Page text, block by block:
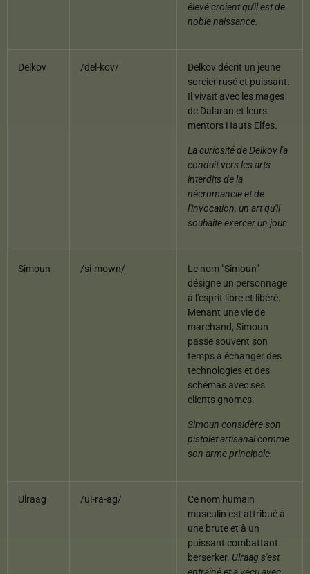
élevé croient qu'il est de
noble naissance.
Delkov /del-kov/
Delkov décrit un jeune
sorcier rusé et puissant.
Il vivait avec les mages
de Dalaran et leurs
mentors Hauts Elfes.
La curiosité de Delkov l'a
conduit vers les arts
interdits de la
nécromancie et de
l'invocation, un art qu'il
souhaite exercer un jour.
Simoun /si-mown/
Le nom "Simoun"
désigne un personnage
à l'esprit libre et libéré.
Menant une vie de
marchand, Simoun
passe souvent son
temps à échanger des
technologies et des
schémas avec ses
clients gnomes.
Simoun considère son
pistolet artisanal comme
son arme principale.
Ulraag /ul-ra-ag/
Ce nom humain
masculin est attribué à
une brute et à un
puissant combattant
berserker. Ulraag s'est